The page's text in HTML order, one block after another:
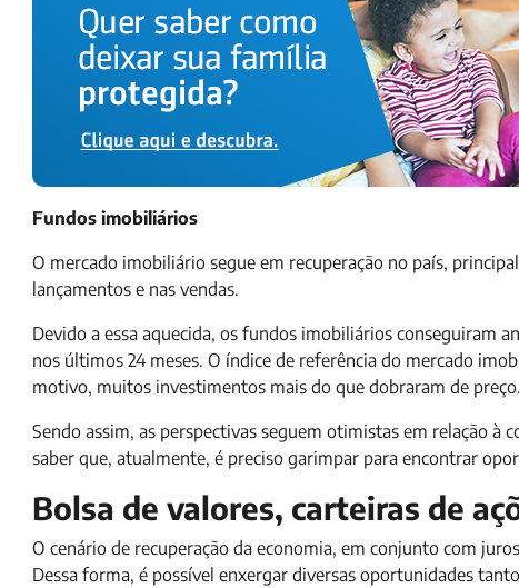
Fundos imobiliários
O mercado imobiliário segue em recuperação no país,
lançamentos e nas vendas.
Devido a essa aquecida, os fundos imobiliários conseguiram
nos últimos 24 meses. O índice de referência do mercado
motivo, muitos investimentos mais do que dobraram de preço.
Sendo assim, as perspectivas seguem otimistas em relação à
saber que, atualmente, é preciso garimpar para encontrar
Bolsa de valores, carteiras de
O cenário de recuperação da economia, em conjunto com
Dessa forma, é possível enxergar diversas oportunidades